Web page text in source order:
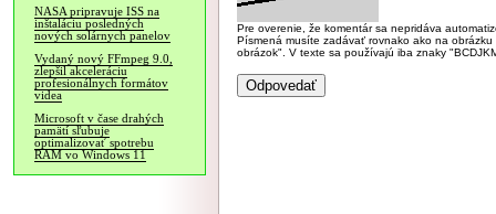
NASA pripravuje ISS na
inštaláciu posledných
nových solárnych panelov
Vydaný nový FFmpeg 9.0,
zlepšil akceleráciu
profesionálnych formátov
videa
Microsoft v čase drahých
pamätí sľubuje
optimalizovať spotrebu
RAM vo Windows 11
Pre overenie, že komentár sa nepridáva
Písmená musíte zadávať rovnako ako na
obrázok". V texte sa používajú iba znaky